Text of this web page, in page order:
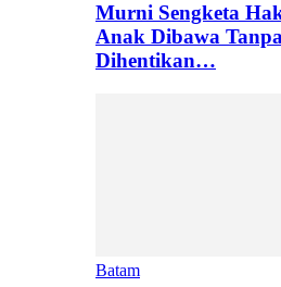
Murni Sengketa
Anak Dibawa
Dihentikan…
Batam